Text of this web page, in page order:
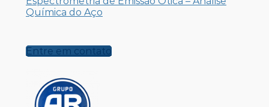
Química do Aço
Entre em contato